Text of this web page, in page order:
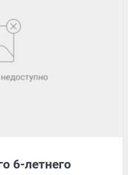
6-летнего